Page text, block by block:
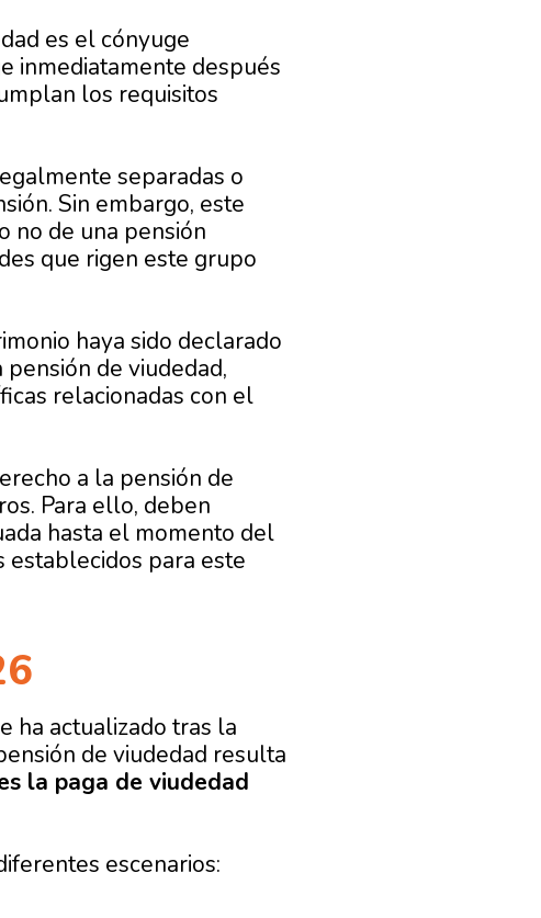
es el cónyuge
inmediatamente después
los requisitos
separadas o
Sin embargo, este
no de una pensión
que rigen este grupo
haya sido declarado
de viudedad,
relacionadas con el
a la pensión de
Para ello, deben
hasta el momento del
para este
ha actualizado tras la
de viudedad resulta
la paga de viudedad
escenarios: